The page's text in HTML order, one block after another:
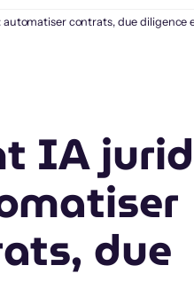
contrats, due diligence
IA
due